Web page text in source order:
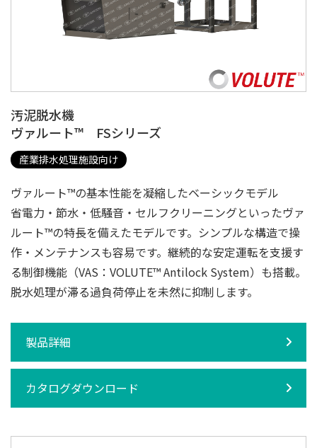
汚泥脱水機
ヴァルート™ FSシリーズ
産業排水処理施設向け
ヴァルート™の基本性能を凝縮したベーシックモデル
省電力・節水・低騒音・セルフクリーニングといったヴァ
ルート™の特長を備えたモデルです。シンプルな構造で操
作・メンテナンスも容易です。継続的な安定運転を支援す
る制御機能（VAS：VOLUTE™ Antilock System）も搭載。
脱水処理が滞る過負荷停止を未然に抑制します。
製品詳細
カタログダウンロード